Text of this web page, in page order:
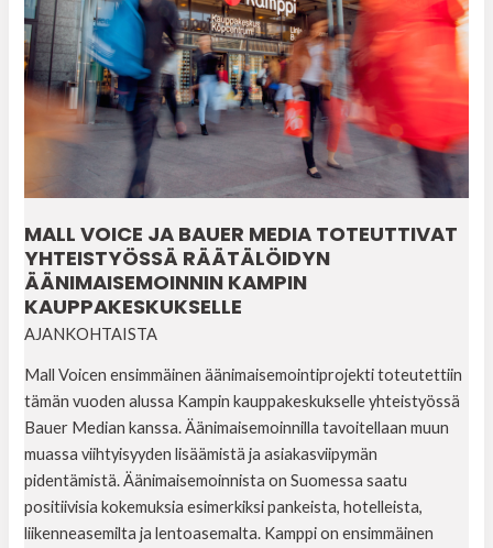
MALL VOICE JA BAUER MEDIA TOTEUTTIVAT
YHTEISTYÖSSÄ RÄÄTÄLÖIDYN
ÄÄNIMAISEMOINNIN KAMPIN
KAUPPAKESKUKSELLE
AJANKOHTAISTA
Mall Voicen ensimmäinen äänimaisemointiprojekti toteutettiin
tämän vuoden alussa Kampin kauppakeskukselle yhteistyössä
Bauer Median kanssa. Äänimaisemoinnilla tavoitellaan muun
muassa viihtyisyyden lisäämistä ja asiakasviipymän
pidentämistä. Äänimaisemoinnista on Suomessa saatu
positiivisia kokemuksia esimerkiksi pankeista, hotelleista,
liikenneasemilta ja lentoasemalta. Kamppi on ensimmäinen